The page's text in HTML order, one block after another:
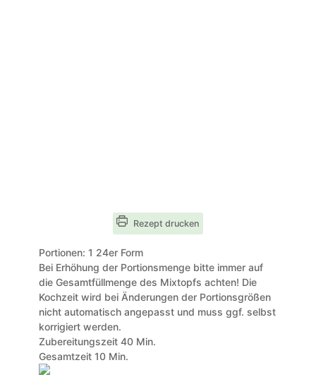
Rezept drucken
Portionen: 1 24er Form
Bei Erhöhung der Portionsmenge bitte immer auf
die Gesamtfüllmenge des Mixtopfs achten! Die
Kochzeit wird bei Änderungen der Portionsgrößen
nicht automatisch angepasst und muss ggf. selbst
korrigiert werden.
Zubereitungszeit 40Minuten
Min.
Gesamtzeit 10Minuten
Min.